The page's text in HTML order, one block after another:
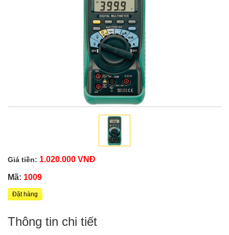
Giá tiền: 1.020.000 VNĐ
Mã: 1009
Đặt hàng
Thông tin chi tiết